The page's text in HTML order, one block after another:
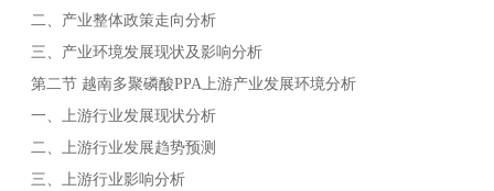
二、产业整体政策走向分析
三、产业环境发展现状及影响分析
第二节 越南多聚磷酸PPA 上游产业发展环境分析
一、上游行业发展现状分析
二、上游行业发展趋势预测
三、上游行业影响分析